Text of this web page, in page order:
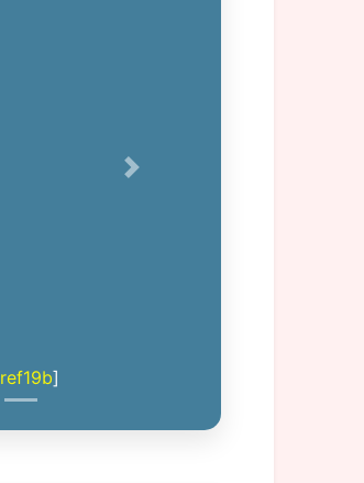
ref19b]
Next